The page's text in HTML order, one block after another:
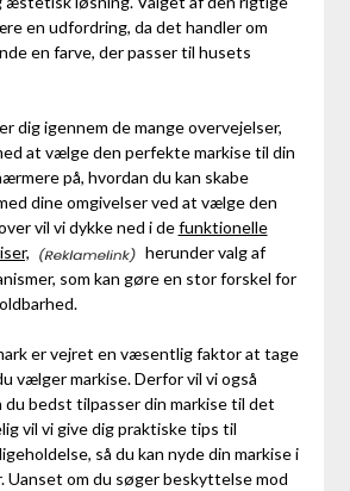
en udfordring, da det handler om
en farve, der passer til husets
dig igennem de mange overvejelser,
at vælge den perfekte markise til din
på, hvordan du kan skabe
dine omgivelser ved at vælge den
vil vi dykke ned i defunktionelle
herunder valg af
som kan gøre en stor forskel for
er vejret en væsentlig faktor at tage
vælger markise. Derfor vil vi også
bedst tilpasser din markise til det
vil vi give dig praktiske tips til
så du kan nyde din markise i
Uanset om du søger beskyttelse mod